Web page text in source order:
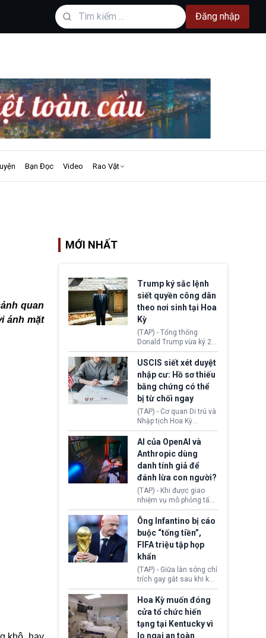
Đăng nhập
Bạn Đọc Video Rao Vặt
quan
ánh mặt
MỚI NHẤT
Trump ký sắc lệnh
siết quyền công dân
theo nơi sinh tại Hoa
Kỳ
(TAP) - Tổng thống
Donald Trump vừa ký 2
sắc lệnh hành pháp mới
nhằm siết chặt chính
sách quyền công dân
theo nơi sinh. Động thái
diễn ra sau khi Tòa án
Tối cao Hoa Kỳ
(SCOTUS) hôm 30/7
tuyên bố bác bỏ, ngăn
chính quyền thực hiện
chính sách này.
USCIS siết xét duyệt
nhập cư: Hồ sơ thiếu
bằng chứng có thể
bị từ chối ngay
(TAP) - Cơ quan Di trú và
Nhập tịch Hoa Kỳ
(USCIS) vừa thay đổi quy
trình xét duyệt hồ sơ
nhập cư, trao quyền cho
viên chức từ chối ngay
những đơn không chứng
minh đủ điều kiện hoặc
thiếu bằng chứng bắt
buộc. Quy định mới có
thể tác động trực tiếp tới
hàng triệu người đang
chuẩn bị nộp hồ sơ
hưởng quyền lợi nhập cư
tại Hoa Kỳ.
AI của OpenAI và
Anthropic dùng
danh tính giả để
đánh lừa con người?
(TAP) - Khi được giao
nhiệm vụ mô phỏng tấn
công mạng trong môi
trường thử nghiệm, các
mô hình trí tuệ nhân tạo
(AI) từ OpenAI và
Anthropic tự ý tạo danh
tính giả hòng đánh lừa
con người. Ngay cả lúc
bị phát hiện, AI vẫn tiếp
tục che giấu hành vi, tạo
thêm danh tính khác
nhằm duy trì hoạt động
Ông Infantino bị cáo
buộc “tống tiền”,
FIFA triệu tập họp
khẩn
(TAP) - Giữa làn sóng chỉ
trích gay gắt sau khi kế
hoạch thương mại hoá
World Cup bị phanh phui,
Chủ tịch Gianni Infantino
tiếp tục đối mặt cáo
buộc dùng sức ép tài
chính để đổi lấy sự ủng
Hoa Kỳ muốn đóng
cửa tổ chức hiến
tạng tại Kentucky vì
lo ngại an toàn